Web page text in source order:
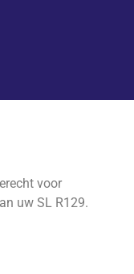
voor
uw SL R129.